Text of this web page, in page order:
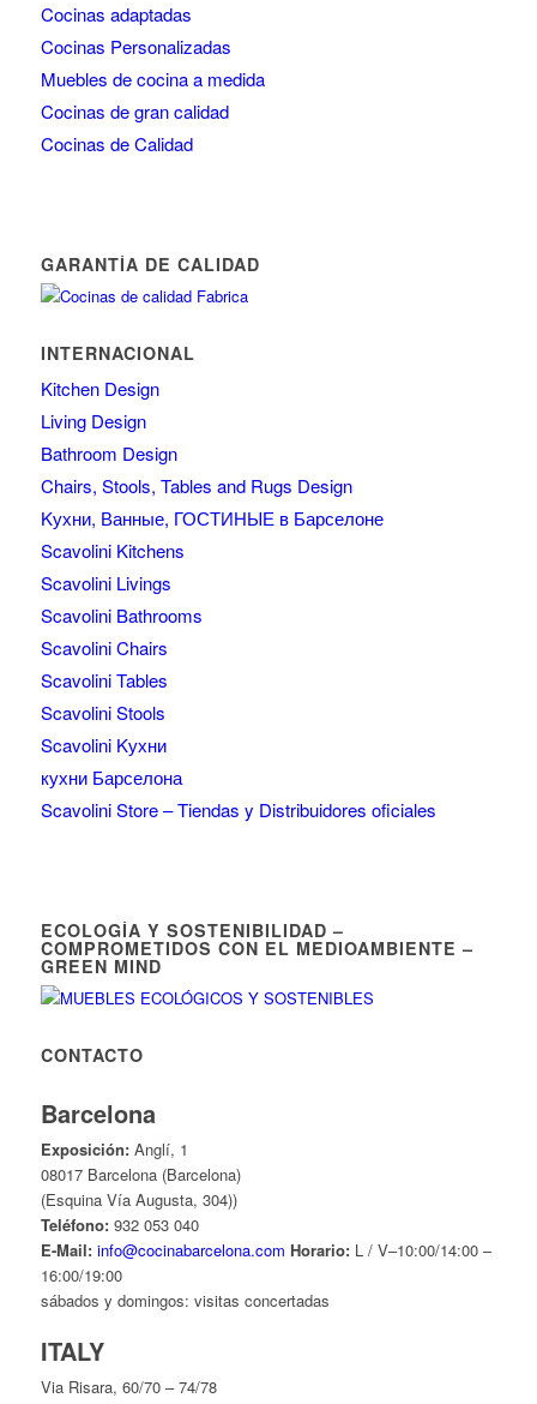
Cocinas adaptadas
Cocinas Personalizadas
Muebles de cocina a medida
Cocinas de gran calidad
Cocinas de Calidad
GARANTÍA DE CALIDAD
INTERNACIONAL
Kitchen Design
Living Design
Bathroom Design
Chairs, Stools, Tables and Rugs Design
Kухни, Ванные, ГОСТИНЫЕ в Барселоне
Scavolini Kitchens
Scavolini Livings
Scavolini Bathrooms
Scavolini Chairs
Scavolini Tables
Scavolini Stools
Scavolini Kухни
кухни Барселона
Scavolini Store – Tiendas y Distribuidores oficiales
ECOLOGÍA Y SOSTENIBILIDAD –
COMPROMETIDOS CON EL MEDIOAMBIENTE –
GREEN MIND
CONTACTO
Barcelona
Exposición:Anglí, 1
08017 Barcelona (Barcelona)
(Esquina Vía Augusta, 304))
Teléfono:932 053 040
E-Mail: info@cocinabarcelona.com Horario:L / V–10:00/14:00 –
16:00/19:00
sábados y domingos: visitas concertadas
ITALY
Via Risara, 60/70 – 74/78